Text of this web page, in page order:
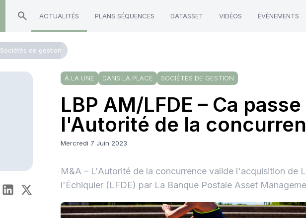
ACTUALITÉS PLANS SÉQUENCES DATASSET VIDÉOS ÉVÈNEMENTS
Sociétés de gestion
À LA UNE DANS LA PLACE SOCIÉTÉS DE GESTION
LBP AM/LFDE – Ca
l'Autorité de la
Mercredi 7 Juin 2023
M&A – L'Autorité de la concurrence valide l'acquisition de
l'Échiquier (LFDE) par La Banque Postale Asset